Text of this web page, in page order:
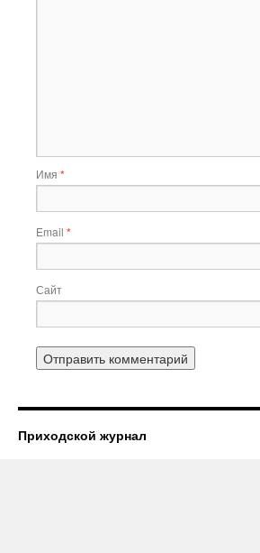
Имя *
Email *
Сайт
Приходской журнал